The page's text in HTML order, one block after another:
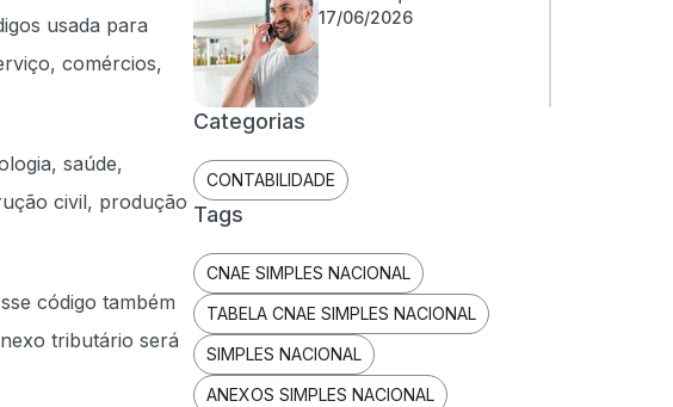
usada para
comércios,
saúde,
civil, produção
código também
tributário será
17/06/2026
Categorias
CONTABILIDADE
Tags
CNAE SIMPLES NACIONAL
TABELA CNAE SIMPLES NACIONAL
SIMPLES NACIONAL
ANEXOS SIMPLES NACIONAL